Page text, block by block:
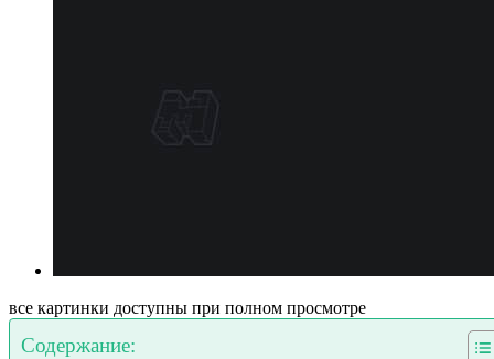
все картинки доступны при полном просмотре
Содержание: